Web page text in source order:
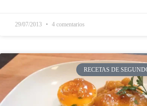
29/07/2013 4 comentarios
RECETAS DE